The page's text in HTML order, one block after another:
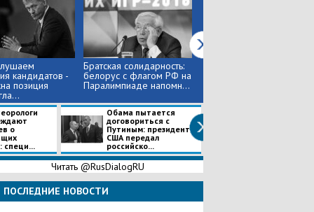
кандидатов -
позиция
Братская солидарность:
белорус с флагом РФ на
Паралимпиаде напомн...
о
специ...
Обама пытается
договориться с
Путиным: президент
США передал
российско...
Читать @RusDialogRU
ПОСЛЕДНИЕ НОВОСТИ